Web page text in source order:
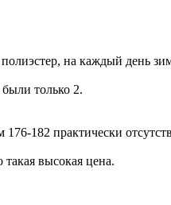
на каждый день
только 2.
182 практически
высокая цена.